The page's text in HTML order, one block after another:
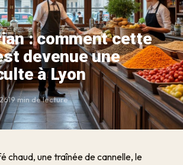
: comment cette
devenue une
à Lyon
19 min de lecture
chaud, une traînée de cannelle, le